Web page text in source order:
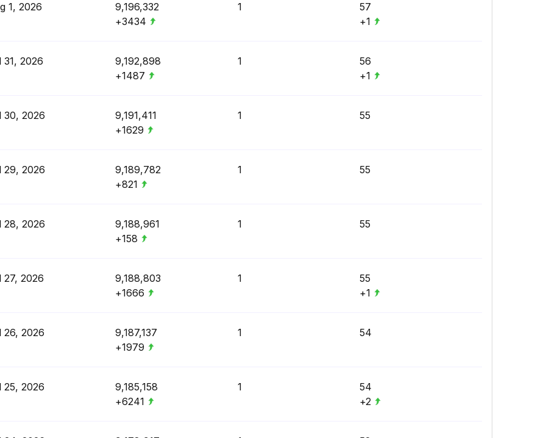
1, 2026
9,196,332
+3434
1
57
+1
31, 2026
9,192,898
+1487
1
56
+1
30, 2026
9,191,411
+1629
1 55
29, 2026
9,189,782
+821
1 55
28, 2026
9,188,961
+158
1 55
27, 2026
9,188,803
+1666
1
55
+1
26, 2026
9,187,137
+1979
1 54
25, 2026
9,185,158
+6241
1
54
+2